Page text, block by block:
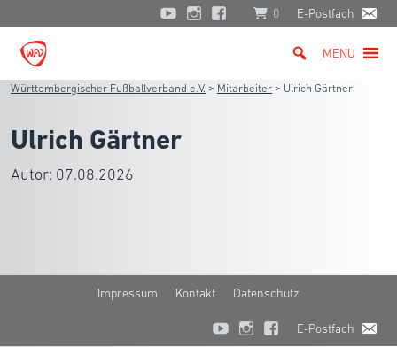
0 E-Postfach
MENU
Württembergischer Fußballverband e.V. > Mitarbeiter > Ulrich Gärtner
Ulrich Gärtner
Autor: 07.08.2026
Impressum Kontakt Datenschutz
E-Postfach